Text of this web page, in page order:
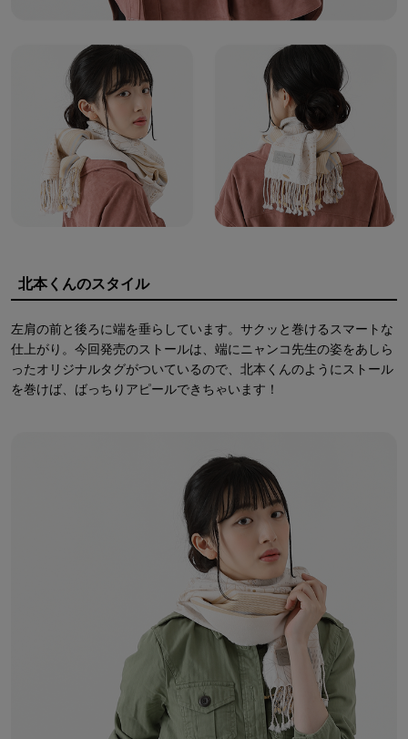
北本くんのスタイル
左肩の前と後ろに端を垂らしています。サクッと巻けるスマートな
仕上がり。今回発売のストールは、端にニャンコ先生の姿をあしら
ったオリジナルタグがついているので、北本くんのようにストール
を巻けば、ばっちりアピールできちゃいます！